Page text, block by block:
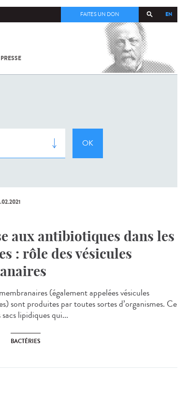
EN
FAITES UN DON
COV-2 /
aux antibiotiques dans les
: rôle des vésicules
(également appelées vésicules
sont produites par toutes sortes d’organismes. Ce
lipidiques qui...
BACTÉRIES